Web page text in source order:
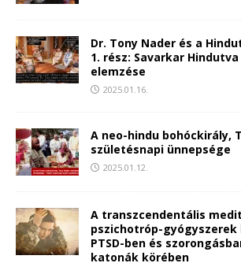
Dr. Tony Nader és a
1. rész: Savarkar
elemzése
2025.01.16.
A neo-hindu bohóckirály,
születésnapi ünnepsége
2025.01.12.
A transzcendentális
pszichotróp-gyógyszerek
PTSD-ben és
katonák körében